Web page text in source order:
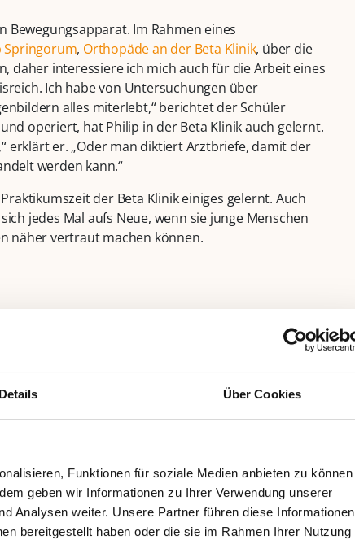
Details Über Cookies
Funktionen für soziale Medien anbieten zu können
geben wir Informationen zu Ihrer Verwendung unserer
Analysen weiter. Unsere Partner führen diese Informationen
bereitgestellt haben oder die sie im Rahmen Ihrer Nutzung
Im Rahmen eines
Springorum, Orthopäde an der Beta Klinik, über die
daher interessiere ich mich auch für die Arbeit eines
Ich habe von Untersuchungen über
alles miterlebt,“ berichtet der Schüler
operiert, hat Philip in der Beta Klinik auch gelernt.
erklärt er. „Oder man diktiert Arztbriefe, damit der
werden kann.“
der Beta Klinik einiges gelernt. Auch
jedes Mal aufs Neue, wenn sie junge Menschen
näher vertraut machen können.